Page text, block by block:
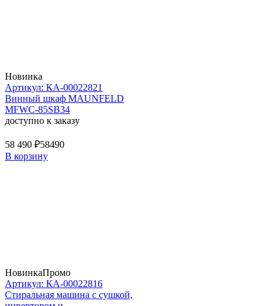
Новинка
Артикул: КА-00022821
Винный шкаф MAUNFELD
MFWC-85SB34
доступно к заказу
58 490 ₽58490
В корзину
НовинкаПромо
Артикул: КА-00022816
Стиральная машина c сушкой,